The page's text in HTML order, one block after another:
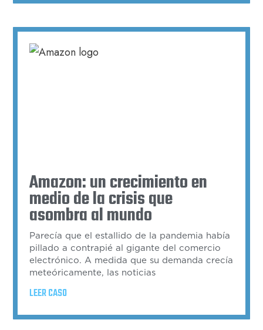
Amazon: un crecimiento en
medio de la crisis que
asombra al mundo
Parecía que el estallido de la pandemia había
pillado a contrapié al gigante del comercio
electrónico. A medida que su demanda crecía
meteóricamente, las noticias
LEER CASO